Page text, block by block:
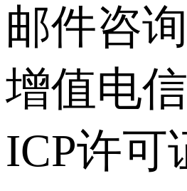
邮件咨询
增值电
ICP许可